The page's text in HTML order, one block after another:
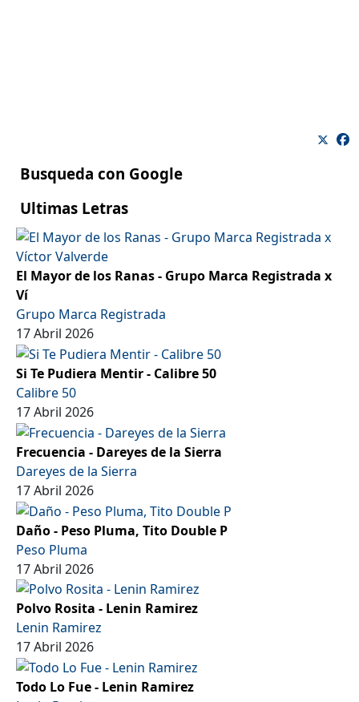
Busqueda con Google
Ultimas Letras
El Mayor de los Ranas - Grupo Marca Registrada x
Ví
Grupo Marca Registrada
17 Abril 2026
Si Te Pudiera Mentir - Calibre 50
Calibre 50
17 Abril 2026
Frecuencia - Dareyes de la Sierra
Dareyes de la Sierra
17 Abril 2026
Daño - Peso Pluma, Tito Double P
Peso Pluma
17 Abril 2026
Polvo Rosita - Lenin Ramirez
Lenin Ramirez
17 Abril 2026
Todo Lo Fue - Lenin Ramirez